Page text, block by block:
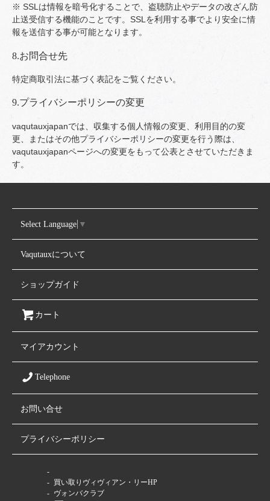
※ SSLは情報を暗号化することで、盗聴防止やデータの改ざん防
止送受信する機能のことです。SSLを利用する事でより安全に情
報を送信する事が可能となります。
8.お問合せ先
特定商取引法に基づく表記をご覧ください。
9.プライバシーポリシーの変更
vaqutauxjapanでは、収集する個人情報の変更、利用目的の変
更、またはその他プライバシーポリシーの変更を行う際は、
vaqutauxjapanページへの変更をもって公表とさせていただきま
す。
Select Language ▼
Vaqutauxについて
ショップガイド
カート
マイアカウント
Telephone
お問い合せ
プライバシーポリシー
買い取りヴィヴィアン・リーHP
ヴォンバクラブ